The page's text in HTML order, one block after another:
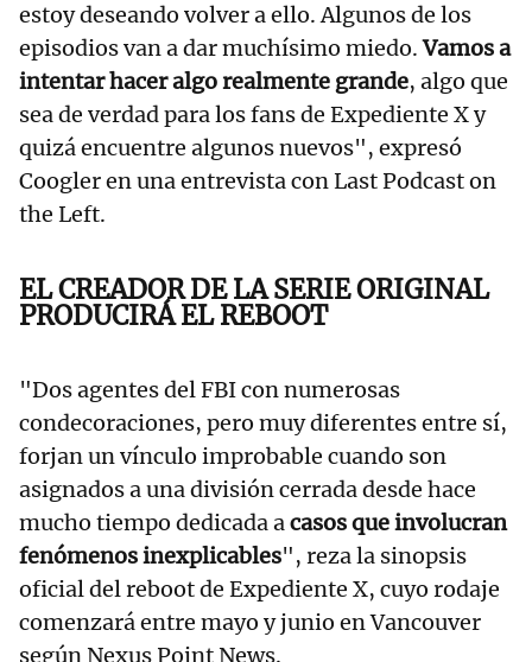
estoy deseando volver a ello. Algunos de los
episodios van a dar muchísimo miedo.Vamos a
intentar hacer algo realmente grande, algo que
sea de verdad para los fans de Expediente X y
quizá encuentre algunos nuevos", expresó
Coogler en una entrevista con Last Podcast on
the Left.
EL CREADOR DE LA SERIE ORIGINAL
PRODUCIRÁ EL REBOOT
"Dos agentes del FBI con numerosas
condecoraciones, pero muy diferentes entre sí,
forjan un vínculo improbable cuando son
asignados a una división cerrada desde hace
mucho tiempo dedicada acasos que involucran
fenómenos inexplicables", reza la sinopsis
oficial del reboot de Expediente X, cuyo rodaje
comenzará entre mayo y junio en Vancouver
según Nexus Point News.